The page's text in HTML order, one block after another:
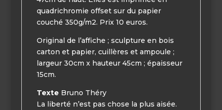
quadrichromie offset sur du papier
couché 350g/m2. Prix 10 euros.
Original de l’affiche ; sculpture en bois
carton et papier, cuillères et ampoule ;
largeur 30cm x hauteur 45cm ; épaisseur
15cm.
Texte Bruno Théry
La liberté n’est pas chose la plus aisée.